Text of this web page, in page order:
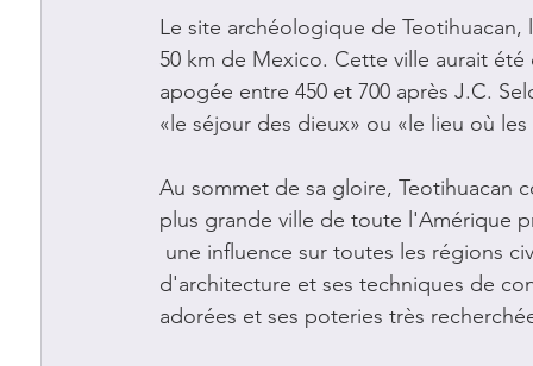
Le site archéologique de Teotihuacan,
50 km de Mexico. Cette ville aurait
apogée entre 450 et 700 après J.C.
«le séjour des dieux» ou «le lieu où
Au sommet de sa gloire, Teotihuacan
plus grande ville de toute l'Amérique
une influence sur toutes les régions
d'architecture et ses techniques de
adorées et ses poteries très